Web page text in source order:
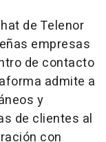
de Telenor
empresas
de contacto
admite a
y
de clientes al
con